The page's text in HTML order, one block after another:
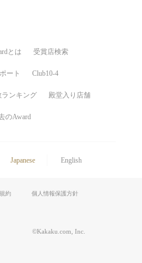
とは 受賞店検索
ート Club10-4
ンキング 殿堂入り店舗
のAward
Japanese English
約 個人情報保護方針
©Kakaku.com, Inc.